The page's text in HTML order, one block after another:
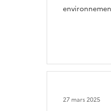
27 mars 2025